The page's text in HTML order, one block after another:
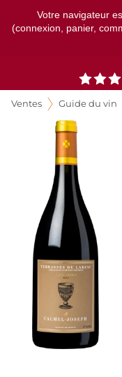
Votre navigateur
(connexion, panier,
Ventes Guide du vin